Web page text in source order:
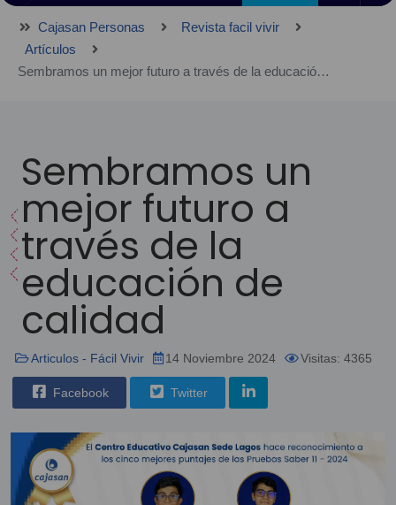
Cajasan Personas
Revista facil vivir
Artículos
Sembramos un mejor futuro a través de la educación de calidad
Sembramos un
mejor futuro a
través de la
educación de
calidad
Articulos - Fácil Vivir 14 Noviembre 2024 Visitas: 4365
Facebook Twitter